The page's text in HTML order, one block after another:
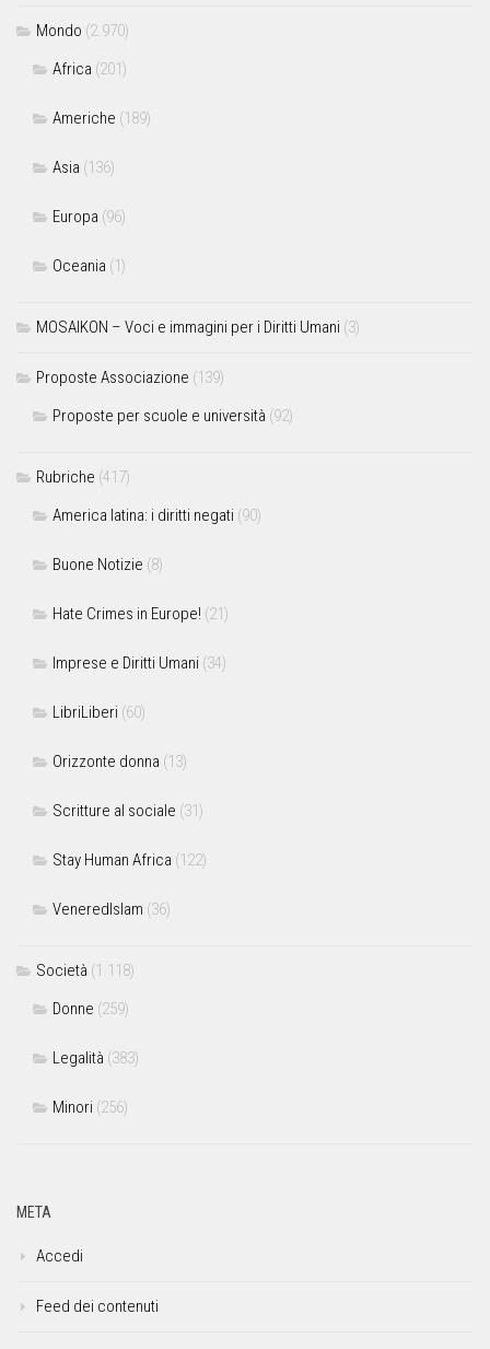
Mondo (2.970)
Africa (201)
Americhe (189)
Asia (136)
Europa (96)
Oceania (1)
MOSAIKON – Voci e immagini per i Diritti Umani (3)
Proposte Associazione (139)
Proposte per scuole e università (92)
Rubriche (417)
America latina: i diritti negati (90)
Buone Notizie (8)
Hate Crimes in Europe! (21)
Imprese e Diritti Umani (34)
LibriLiberi (60)
Orizzonte donna (13)
Scritture al sociale (31)
Stay Human Africa (122)
VeneredIslam (36)
Società (1.118)
Donne (259)
Legalità (383)
Minori (256)
META
Accedi
Feed dei contenuti